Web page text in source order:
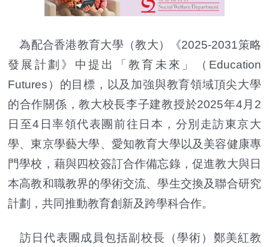
為配合香港教育大學（教大）《2025-2031策略
發展計劃》中提出「教育未來」（Education
Futures）的目標，以及加強與教育領域頂尖大學
的合作關係，教大校長李子建教授於2025年4月2
日至4日率領代表團前往日本，分別走訪東京大
學、東京學藝大學、愛知教育大學以及美容健康專
門學校，藉與四校簽訂合作備忘錄，促進教大與日
本高教和職教界的學術交流、學生交換及聯合研究
計劃，共同推動教育創新及跨學科合作。
訪日代表團成員包括副校長（學術）鄭美紅教